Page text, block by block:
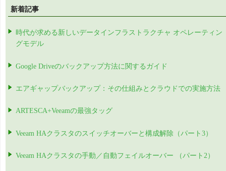
新着記事
時代が求める新しいデータインフラストラクチャ オペレーティン
グモデル
Google Driveのバックアップ方法に関するガイド
エアギャップバックアップ：その仕組みとクラウドでの実施方法
ARTESCA+Veeamの最強タッグ
Veeam HAクラスタのスイッチオーバーと構成解除（パート3）
Veeam HAクラスタの手動／自動フェイルオーバー （パート2）